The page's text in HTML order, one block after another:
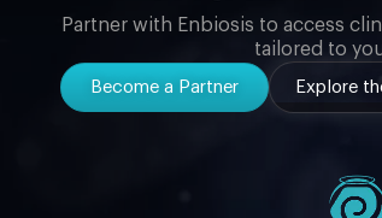
Partner with Enbiosis to access
tailored to
Become a Partner Explore